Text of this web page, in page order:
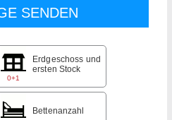
0+1
Erdgeschoss und
ersten Stock
Bettenanzahl